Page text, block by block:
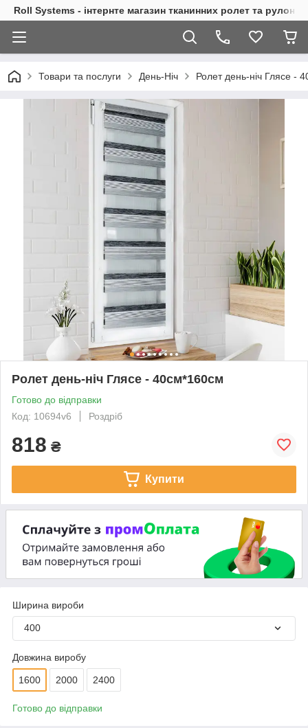
Roll Systems - інтернте магазин тканинних ролет та
Товари та послуги День-Ніч Ролет день-ніч Глясе -
Ролет день-ніч Глясе - 40см*160см
Готово до відправки
Код: 10694v6
Роздріб
818 ₴
Купити
Ширина вироби
400
Довжина виробу
1600 2000 2400
Готово до відправки